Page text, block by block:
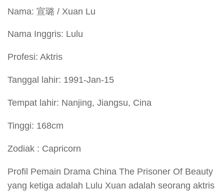
Nama: 宣璐 / Xuan Lu
Nama Inggris: Lulu
Profesi: Aktris
Tanggal lahir: 1991-Jan-15
Tempat lahir: Nanjing, Jiangsu, Cina
Tinggi: 168cm
Zodiak : Capricorn
Profil Pemain Drama China The Prisoner Of Beauty
yang ketiga adalah Lulu Xuan adalah seorang aktris